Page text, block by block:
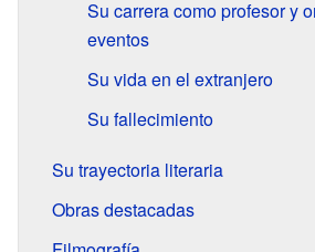
Su carrera como profesor y
eventos
Su vida en el extranjero
Su fallecimiento
Su trayectoria literaria
Obras destacadas